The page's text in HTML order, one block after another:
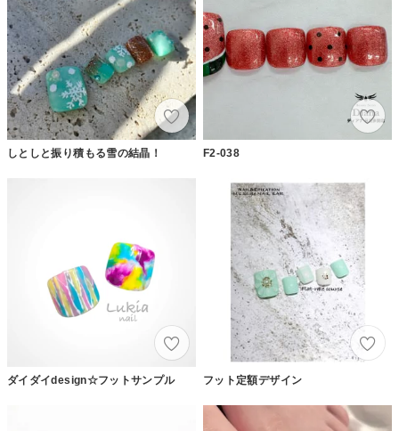
しとしと振り積もる雪の結晶！ F2-038
ダイダイdesign☆フットサンプル フット定額デザイン